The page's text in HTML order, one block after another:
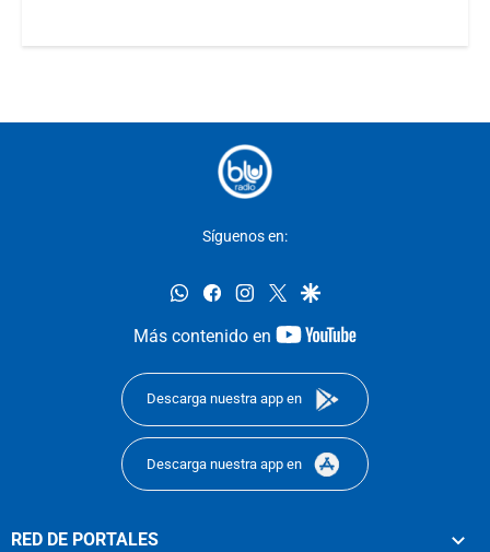
Síguenos en:
whatsappfacebookinstagram
twittergoogle
Más contenido en
youtube-
Descarga nuestra app en
Descarga nuestra app en
RED DE PORTALES